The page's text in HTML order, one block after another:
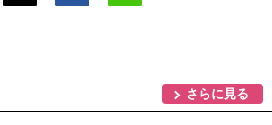
さらに見る